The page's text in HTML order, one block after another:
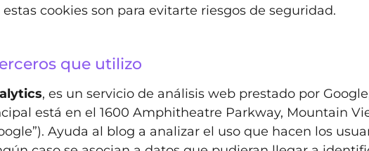
estas cookies son para evitarte riesgos de seguridad.
que utilizo
, es un servicio de análisis web prestado por
está en el 1600 Amphitheatre Parkway, Mountain
Ayuda al blog a analizar el uso que hacen los